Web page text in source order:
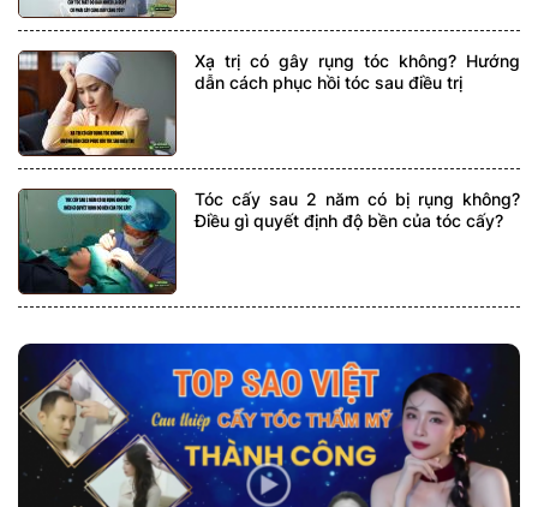
Xạ trị có gây rụng tóc không? Hướng
dẫn cách phục hồi tóc sau điều trị
Tóc cấy sau 2 năm có bị rụng không?
Điều gì quyết định độ bền của tóc cấy?